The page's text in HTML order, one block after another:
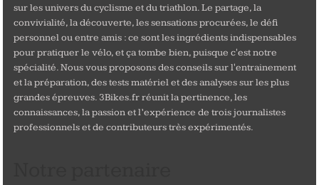
sur les univers du cyclisme et du triathlon. Le partage, la
convivialité, la découverte, les sensations procurées, le défi
personnel ou entre amis : ce sont les ingrédients indispensables
pour pratiquer le vélo, et ça tombe bien, puisque c'est notre
spécialité. Nous vous proposons des conseils sur l'entrainement
et la préparation, des tests matériel et des analyses sur les plus
grandes épreuves. 3Bikes.fr réunit la pertinence, les
connaissances, la passion et l’expérience de trois journalistes
professionnels et de contributeurs très expérimentés.